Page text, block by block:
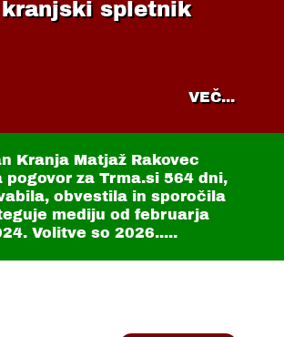
kranjski spletnik
VEČ...
Kranja Matjaž Rakovec
pogovor za Trma.si 564 dni,
obvestila in sporočila
mediju od februarja
Volitve so 2026.....